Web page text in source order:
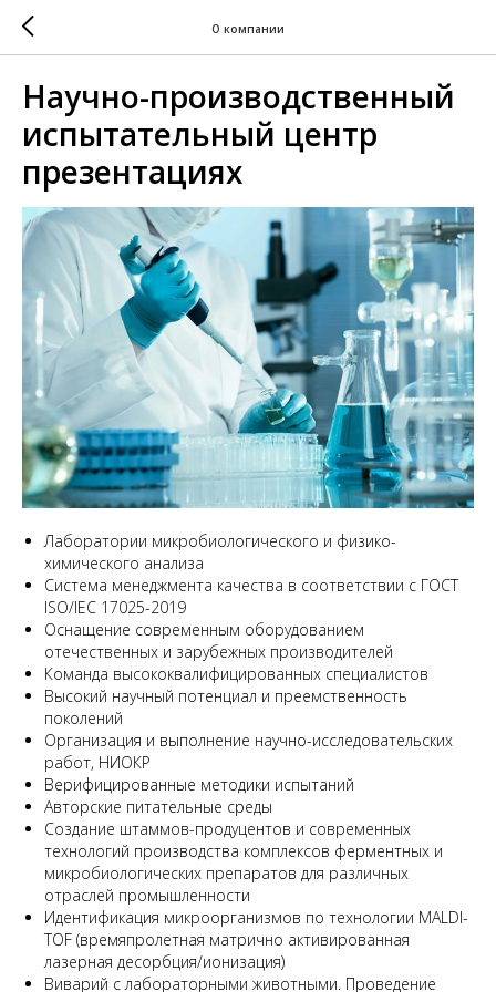
О компании
Научно-производственный
испытательный центр
презентациях
Лаборатории микробиологического и физико-
химического анализа
Система менеджмента качества в соответствии с ГОСТ
ISO/IEC 17025-2019
Оснащение современным оборудованием
отечественных и зарубежных производителей
Команда высококвалифицированных специалистов
Высокий научный потенциал и преемственность
поколений
Организация и выполнение научно-исследовательских
работ, НИОКР
Верифицированные методики испытаний
Авторские питательные среды
Создание штаммов-продуцентов и современных
технологий производства комплексов ферментных и
микробиологических препаратов для различных
отраслей промышленности
Идентификация микроорганизмов по технологии MALDI-
TOF (времяпролетная матрично активированная
лазерная десорбция/ионизация)
Виварий с лабораторными животными. Проведение